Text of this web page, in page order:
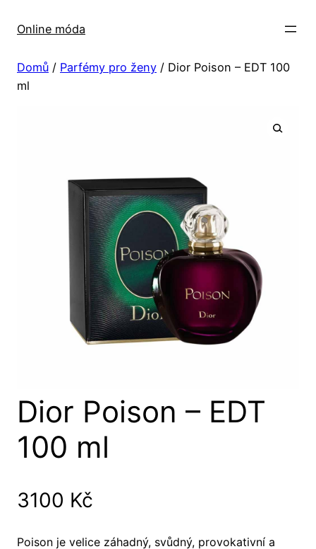
Online móda
Domů / Parfémy pro ženy / Dior Poison – EDT 100
ml
Dior Poison – EDT
100 ml
3100 Kč
Poison je velice záhadný, svůdný, provokativní a